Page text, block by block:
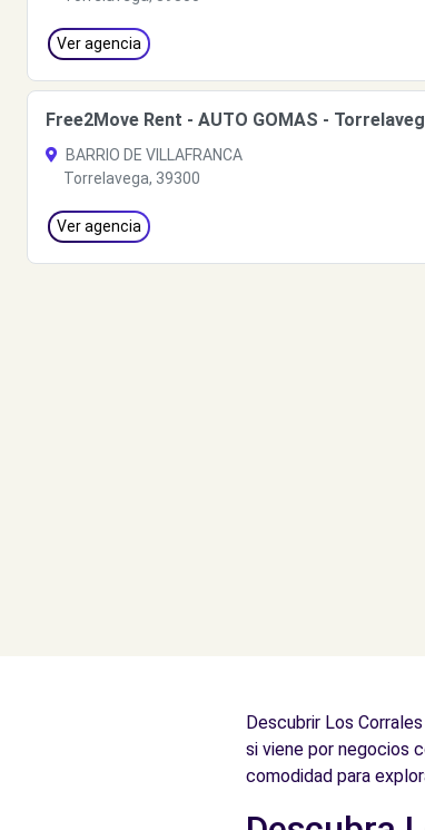
Ver agencia
Free2Move Rent - AUTO GOMAS -
BARRIO DE VILLAFRANCA
Torrelavega, 39300
Ver agencia
Descubrir Los
si viene por negocios
comodidad para